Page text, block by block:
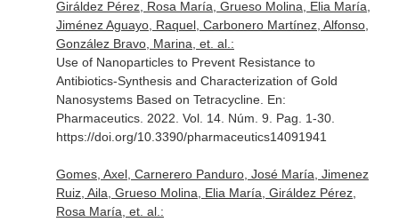
Giráldez Pérez, Rosa María, Grueso Molina, Elia María,
Jiménez Aguayo, Raquel, Carbonero Martínez, Alfonso,
González Bravo, Marina, et. al.:
Use of Nanoparticles to Prevent Resistance to
Antibiotics-Synthesis and Characterization of Gold
Nanosystems Based on Tetracycline. En:
Pharmaceutics. 2022. Vol. 14. Núm. 9. Pag. 1-30.
https://doi.org/10.3390/pharmaceutics14091941
Gomes, Axel, Carnerero Panduro, José María, Jimenez
Ruiz, Aila, Grueso Molina, Elia María, Giráldez Pérez,
Rosa María, et. al.: